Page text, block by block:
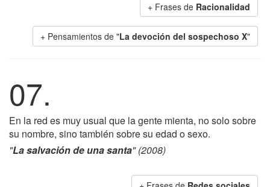
+ Frases de Racionalidad
+ Pensamientos de "La devoción del sospechoso X"
07.
En la red es muy usual que la gente mienta, no solo sobre
su nombre, sino también sobre su edad o sexo.
"La salvación de una santa" (2008)